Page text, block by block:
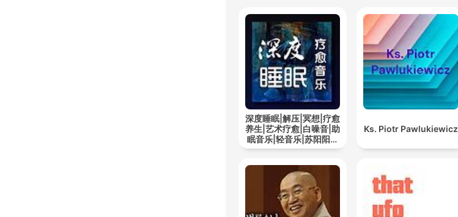
深度睡眠|解压|冥想|疗愈
养生|艺术疗愈|白噪音|助
眠音乐|轻音乐|苏阳阳频
道
Ks. Piotr Pawlukiewicz